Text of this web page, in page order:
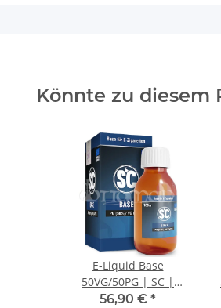
Könnte zu diesem
E-Liquid Base
50VG/50PG | SC |
Nikotinfrei | 100ml
56,90 € *